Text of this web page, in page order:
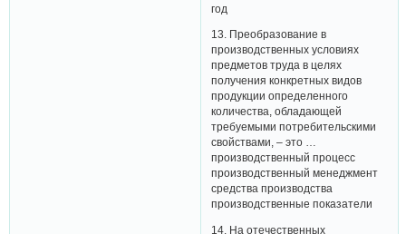
год
13. Преобразование в
производственных условиях
предметов труда в целях
получения конкретных видов
продукции определенного
количества, обладающей
требуемыми потребительскими
свойствами, – это …
производственный процесс
производственный менеджмент
средства производства
производственные показатели
14. На отечественных